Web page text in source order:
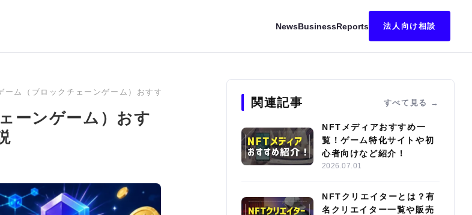
NewsBusinessReports 法人向け相談
ーム（ブロックチェーンゲーム）おすすめランキング｜始め方・稼ぎ方も解説
ーンゲーム）おす
関連記事 すべて見る
NFTメディアおすすめ一
覧！ゲーム特化サイトや初
心者向けなど紹介！
2026.07.01
NFTクリエイターとは？有
名クリエイター一覧や販売